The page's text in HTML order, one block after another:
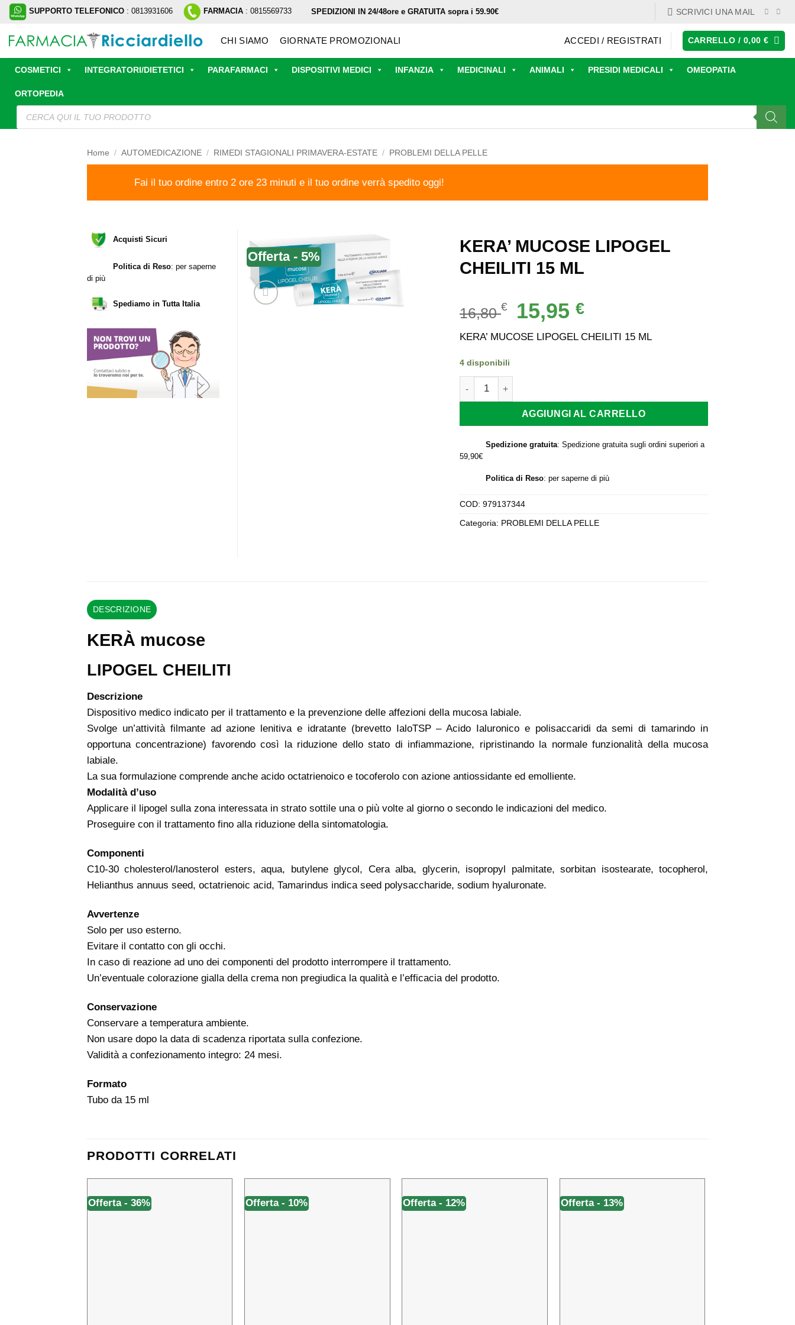
Salta
contenuti
SUPPORTO TELEFONICO : 0813931606 FARMACIA : 0815569733 SPEDIZIONI IN 24/48ore e GRATUITA sopra i 59.90€ SCRIVICI UNA MAIL
CHI SIAMO GIORNATE PROMOZIONALI ACCEDI / REGISTRATI CARRELLO /0,00€
COSMETICI INTEGRATORI/DIETETICI PARAFARMACI DISPOSITIVI MEDICI INFANZIA MEDICINALI ANIMALI PRESIDI MEDICALI OMEOPATIA
ORTOPEDIA
Ricerca
prodotti
Home / AUTOMEDICAZIONE / RIMEDI STAGIONALI PRIMAVERA-ESTATE / PROBLEMI DELLA PELLE
Fai il tuo ordine entro 2 ore 23 minuti e il tuo ordine verrà spedito oggi!
Offerta - 5%
KERA’ MUCOSE LIPOGEL
CHEILITI 15 ML
16,80€
Il
prezzo
originale
15,95 €Il
attuale
KERA’ MUCOSE LIPOGEL CHEILITI 15 ML
4 disponibili
KERA' MUCOSE LIPOGEL CHEILITI 15 ML quantità
AGGIUNGI AL CARRELLO
Spedizione gratuita: Spedizione gratuita sugli ordini superiori a
59,90€
Politica di Reso: per saperne di più
COD: 979137344
Categoria: PROBLEMI DELLA PELLE
Acquisti Sicuri
Politica di Reso: per saperne
di più
Spediamo in Tutta Italia
DESCRIZIONE
KERÀ mucose
LIPOGEL CHEILITI
Descrizione
Dispositivo medico indicato per il trattamento e la prevenzione delle affezioni della mucosa labiale.
Svolge un’attività filmante ad azione lenitiva e idratante (brevetto IaloTSP – Acido Ialuronico e polisaccaridi da semi di tamarindo in
opportuna concentrazione) favorendo così la riduzione dello stato di infiammazione, ripristinando la normale funzionalità della mucosa
labiale.
La sua formulazione comprende anche acido octatrienoico e tocoferolo con azione antiossidante ed emolliente.
Modalità d’uso
Applicare il lipogel sulla zona interessata in strato sottile una o più volte al giorno o secondo le indicazioni del medico.
Proseguire con il trattamento fino alla riduzione della sintomatologia.
Componenti
C10-30 cholesterol/lanosterol esters, aqua, butylene glycol, Cera alba, glycerin, isopropyl palmitate, sorbitan isostearate, tocopherol,
Helianthus annuus seed, octatrienoic acid, Tamarindus indica seed polysaccharide, sodium hyaluronate.
Avvertenze
Solo per uso esterno.
Evitare il contatto con gli occhi.
In caso di reazione ad uno dei componenti del prodotto interrompere il trattamento.
Un’eventuale colorazione gialla della crema non pregiudica la qualità e l’efficacia del prodotto.
Conservazione
Conservare a temperatura ambiente.
Non usare dopo la data di scadenza riportata sulla confezione.
Validità a confezionamento integro: 24 mesi.
Formato
Tubo da 15 ml
PRODOTTI CORRELATI
Offerta - 36% Offerta - 10% Offerta - 12% Offerta - 13%